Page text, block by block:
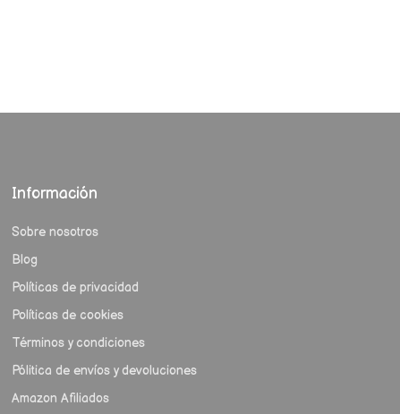
Información
Sobre nosotros
Blog
Políticas de privacidad
Políticas de cookies
Términos y condiciones
Pólitica de envíos y devoluciones
Amazon Afiliados